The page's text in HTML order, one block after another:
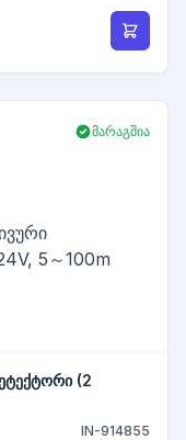
მარაგშია
(2
IN-914855